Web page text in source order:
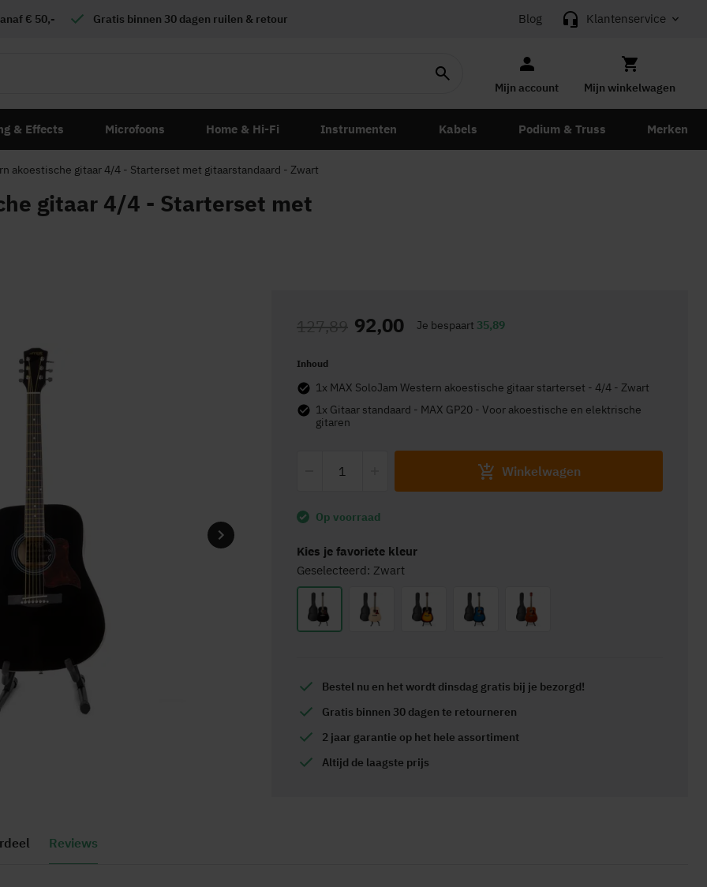
€ 50,- Gratis binnen 30 dagen ruilen & retour Blog Klantenservice
Mijn account Mijn winkelwagen
& Effects Microfoons Home & Hi-Fi Instrumenten Kabels Podium & Truss Merken
akoestische gitaar 4/4 - Starterset met gitaarstandaard - Zwart
gitaar 4/4 - Starterset met
92,00
127,89 Je bespaart 35,89
Inhoud
1x MAX SoloJam Western akoestische gitaar starterset - 4/4 - Zwart
1x Gitaar standaard - MAX GP20 - Voor akoestische en elektrische
gitaren
Winkelwagen
Op voorraad
Kies je favoriete kleur
Geselecteerd: Zwart
Bestel nu en het wordt dinsdag gratis bij je bezorgd!
Gratis binnen 30 dagen te retourneren
2 jaar garantie op het hele assortiment
Altijd de laagste prijs
Reviews